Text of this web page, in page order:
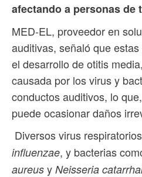
afectando a personas de
MED-EL, proveedor en
auditivas, señaló que
el desarrollo de otitis
causada por los virus y
conductos auditivos, lo
puede ocasionar daños
Diversos virus
influenzae, y bacterias
aureus y Neisseria